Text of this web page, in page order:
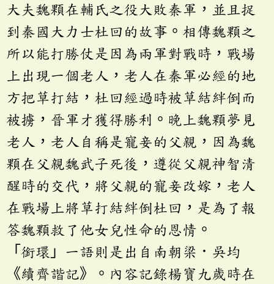
大夫魏顆在輔氏之役大敗秦軍，並且捉
到秦國大力士杜回的故事。相傳魏顆之
所以能打勝仗是因為兩軍對戰時，戰場
上出現一個老人，老人在秦軍必經的地
方把草打結，杜回經過時被草結絆倒而
被擄，晉軍才獲得勝利。晚上魏顆夢見
老人，老人自稱是寵妾的父親，因為魏
顆在父親魏武子死後，遵從父親神智清
醒時的交代，將父親的寵妾改嫁，老人
在戰場上將草打結絆倒杜回，是為了報
答魏顆救了他女兒性命的恩情。
「銜環」一語則是出自南朝梁．吳均
《續齊諧記》。內容記錄楊寶九歲時在